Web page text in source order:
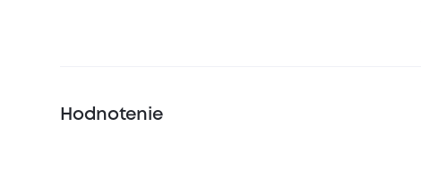
Hodnotenie